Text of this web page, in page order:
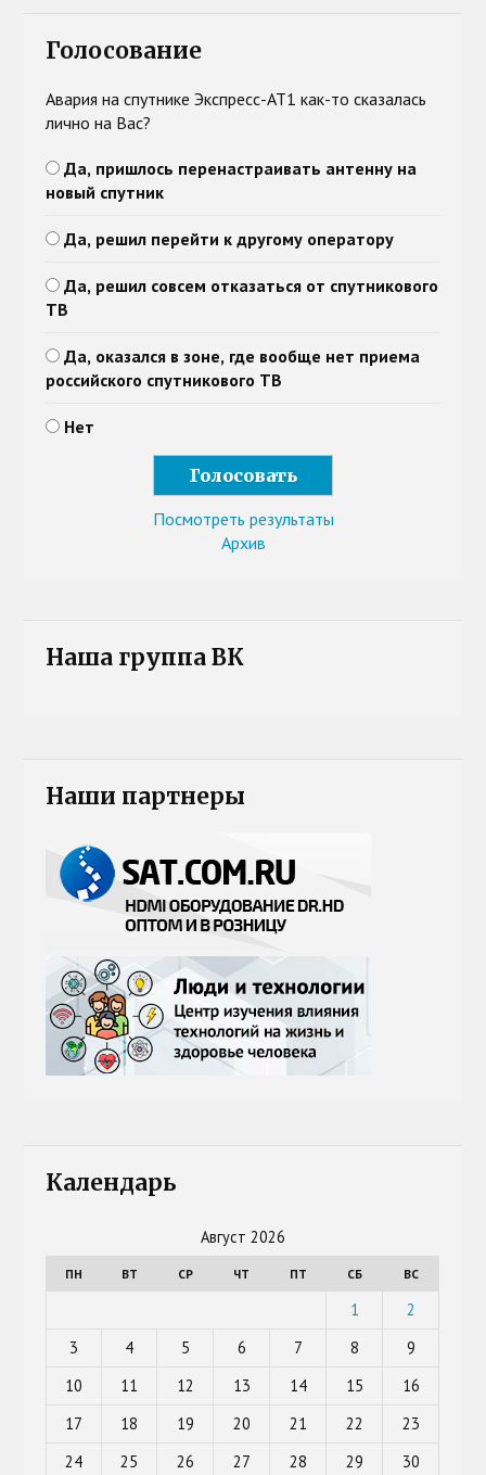
Голосование
Авария на спутнике Экспресс-АТ1 как-то сказалась
лично на Вас?
Да, пришлось перенастраивать антенну на
новый спутник
Да, решил перейти к другому оператору
Да, решил совсем отказаться от спутникового
ТВ
Да, оказался в зоне, где вообще нет приема
российского спутникового ТВ
Нет
Посмотреть результаты
Архив
Наша группа ВК
Наши партнеры
Календарь
Август 2026
ПН ВТ СР ЧТ ПТ СБ ВС
1
2
3
4 5 6 7 8
9
10
11 12 13 14 15
16
17
18 19 20 21 22
23
24
25 26 27 28 29
30